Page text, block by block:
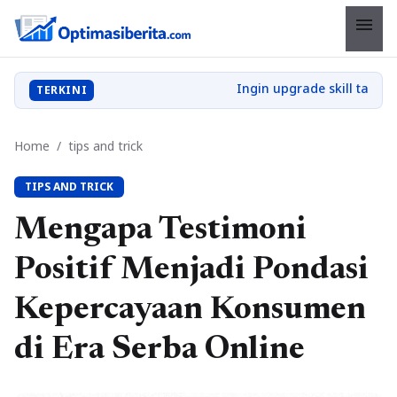
menu
TERKINI
Home / tips and trick
TIPS AND TRICK
Mengapa Testimoni
Positif Menjadi Pondasi
Kepercayaan Konsumen
di Era Serba Online